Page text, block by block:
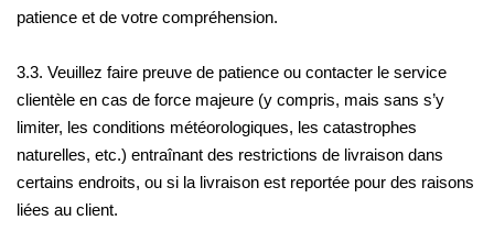
patience et de votre compréhension.
3.3. Veuillez faire preuve de patience ou contacter le service
clientèle en cas de force majeure (y compris, mais sans s’y
limiter, les conditions météorologiques, les catastrophes
naturelles, etc.) entraînant des restrictions de livraison dans
certains endroits, ou si la livraison est reportée pour des raisons
liées au client.